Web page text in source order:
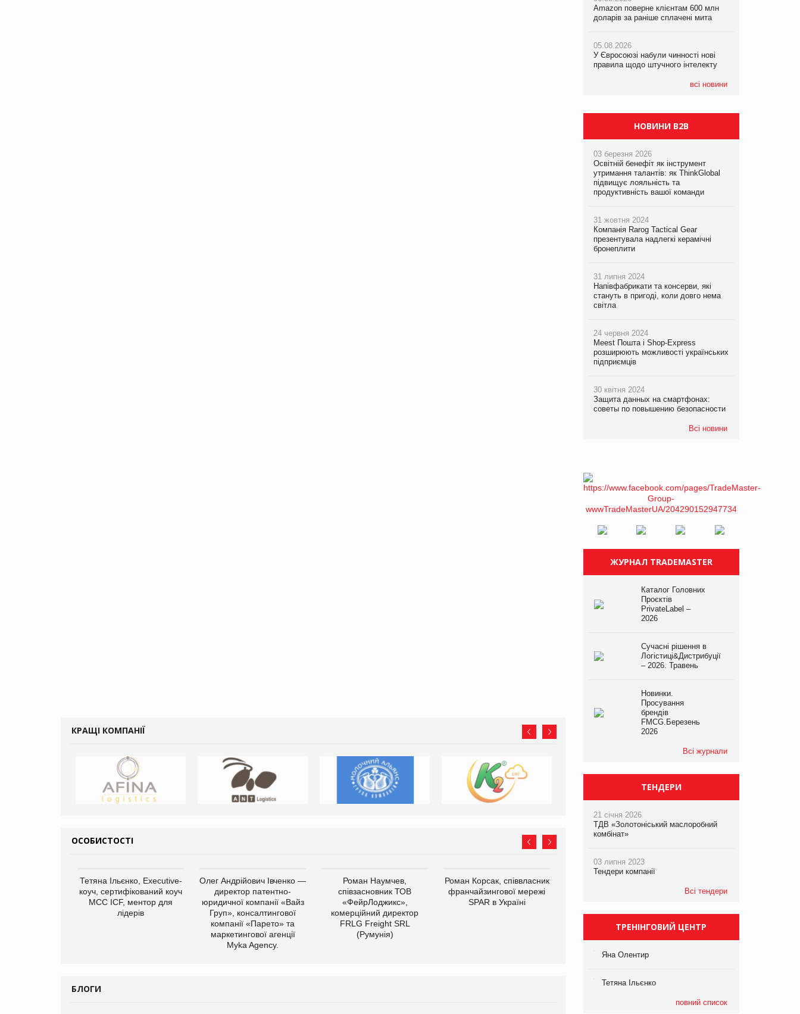
КРАЩІ КОМПАНІЇ
ОСОБИСТОСТІ
Тетяна Ільєнко, Executive-
коуч, сертифікований коуч
МСС ICF, ментор для
лідерів
Олег Андрійович Івченко —
директор патентно-
юридичної компанії «Вайз
Груп», консалтингової
компанії «Парето» та
маркетингової агенції
Myka Agency.
Роман Наумчев,
співзасновник ТОВ
«ФейрЛоджикс»,
комерційний директор
FRLG Freight SRL
(Румунія)
Роман Корсак, співвласник
франчайзингової мережі
SPAR в Україні
виробництва
компанії «УкраМарин»
БЛОГИ
Amazon поверне клієнтам 600 млн
доларів за раніше сплачені мита
05.08.2026
У Євросоюзі набули чинності нові
правила щодо штучного інтелекту
всі новини
у VARUS з’явилися новинки від ТМ
ТОКЕРИ
PrivateLabel&FMCG Master 2026
правила щодо штучного інтелекту
Рекламна платформа вимагає від
Google компенсацію за втрату 6,9
трлн рекламних показів
НОВИНИ B2B
03 березня 2026
Освітній бенефіт як інструмент
утримання талантів: як ThinkGlobal
підвищує лояльність та
продуктивність вашої команди
31 жовтня 2024
Компанія Rarog Tactical Gear
презентувала надлегкі керамічні
бронеплити
31 липня 2024
Напівфабрикати та консерви, які
стануть в пригоді, коли довго нема
світла
24 червня 2024
Meest Пошта і Shop-Express
розширюють можливості українських
підприємців
30 квітня 2024
Защита данных на смартфонах:
советы по повышению безопасности
Всі новини
ЖУРНАЛ TRADEMASTER
Каталог Головних
Проєктів
PrivateLabel –
2026
Сучасні рішення в
Логістиці&Дистрибуції
– 2026. Травень
Новинки.
Просування
брендів
FMCG.Березень
2026
Всі журнали
ТЕНДЕРИ
21 січня 2026
ТДВ «Золотоніський маслоробний
комбінат»
03 липня 2023
Тендери компанії
Всі тендери
ТРЕНІНГОВИЙ ЦЕНТР
Яна Олентир
Тетяна Ільєнко
повний список